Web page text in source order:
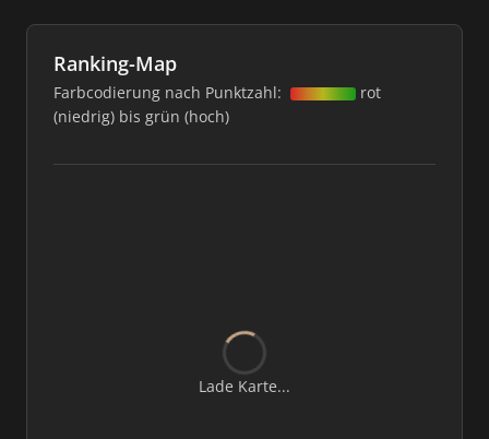
Ranking-Map
Farbcodierung nach Punktzahl:
rot
(niedrig) bis grün (hoch)
Lade Karte...